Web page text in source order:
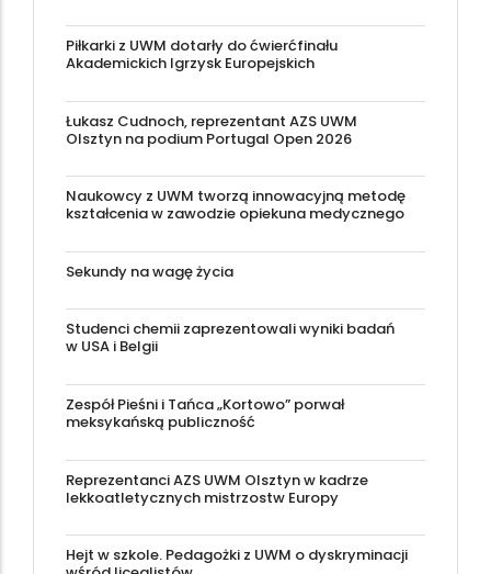
Piłkarki z UWM dotarły do ćwierćfinału
Akademickich Igrzysk Europejskich
Łukasz Cudnoch, reprezentant AZS UWM
Olsztyn na podium Portugal Open 2026
Naukowcy z UWM tworzą innowacyjną metodę
kształcenia w zawodzie opiekuna medycznego
Sekundy na wagę życia
Studenci chemii zaprezentowali wyniki badań
w USA i Belgii
Zespół Pieśni i Tańca „Kortowo” porwał
meksykańską publiczność
Reprezentanci AZS UWM Olsztyn w kadrze
lekkoatletycznych mistrzostw Europy
Hejt w szkole. Pedagożki z UWM o dyskryminacji